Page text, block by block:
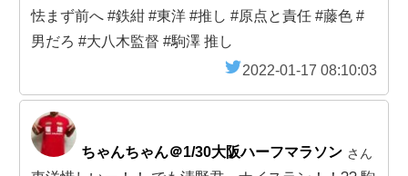
怯まず前へ #鉄紺 #東洋 #推し #原点と責任 #藤色 #
男だろ #大八木監督 #駒澤 推し
2022-01-17 08:10:03
ちゃんちゃん＠1/30大阪ハーフマラソン さん